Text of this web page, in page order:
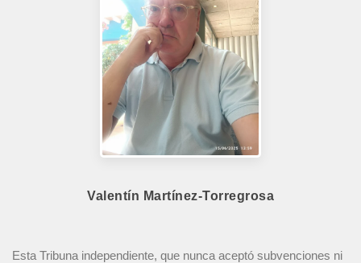
Valentín Martínez-Torregrosa
Esta Tribuna independiente, que nunca aceptó subvenciones ni